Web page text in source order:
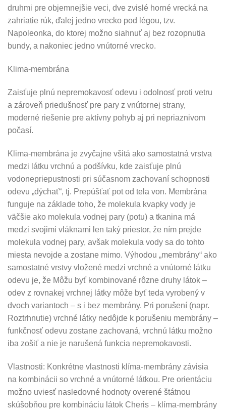
druhmi pre objemnejšie veci, dve zvislé horné vrecká na
zahriatie rúk, ďalej jedno vrecko pod légou, tzv.
Napoleonka, do ktorej možno siahnuť aj bez rozopnutia
bundy, a nakoniec jedno vnútorné vrecko.
Klima-membrána
Zaisťuje plnú nepremokavosť odevu i odolnosť proti vetru
a zároveň priedušnosť pre pary z vnútornej strany,
moderné riešenie pre aktívny pohyb aj pri nepriaznivom
počasí.
Klima-membrána je zvyčajne všitá ako samostatná vrstva
medzi látku vrchnú a podšívku, kde zaisťuje plnú
vodonepriepustnosti pri súčasnom zachovaní schopnosti
odevu „dýchať“, tj. Prepúšťať pot od tela von. Membrána
funguje na základe toho, že molekula kvapky vody je
väčšie ako molekula vodnej pary (potu) a tkanina má
medzi svojimi vláknami len taký priestor, že ním prejde
molekula vodnej pary, avšak molekula vody sa do tohto
miesta nevojde a zostane mimo. Výhodou „membrány“ ako
samostatné vrstvy vložené medzi vrchné a vnútorné látku
odevu je, že Môžu byť kombinované rôzne druhy látok –
odev z rovnakej vrchnej látky môže byť teda vyrobený v
dvoch variantoch – s i bez membrány. Pri porušení (napr.
Roztrhnutie) vrchné látky nedôjde k porušeniu membrány –
funkčnosť odevu zostane zachovaná, vrchnú látku možno
iba zošiť a nie je narušená funkcia nepremokavosti.
Vlastnosti: Konkrétne vlastnosti klíma-membrány závisia
na kombinácii so vrchné a vnútorné látkou. Pre orientáciu
možno uviesť nasledovné hodnoty overené štátnou
skúšobňou pre kombináciu látok Cheris – klíma-membrány